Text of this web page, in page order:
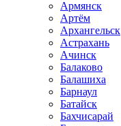
Армянск
Артём
Архангельск
Астрахань
Ачинск
Балаково
Балашиха
Барнаул
Батайск
Бахчисарай